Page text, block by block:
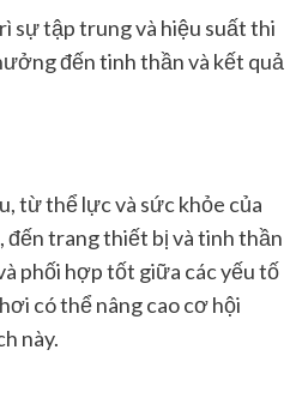
sự tập trung và hiệu suất thi
đến tinh thần và kết quả
từ thể lực và sức khỏe của
đến trang thiết bị và tinh thần
phối hợp tốt giữa các yếu tố
có thể nâng cao cơ hội
này.